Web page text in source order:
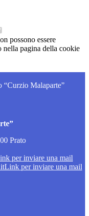
possono essere
nella pagina della cookie
“Curzio Malaparte”
Prato
per inviare una mail
Link per inviare una mail